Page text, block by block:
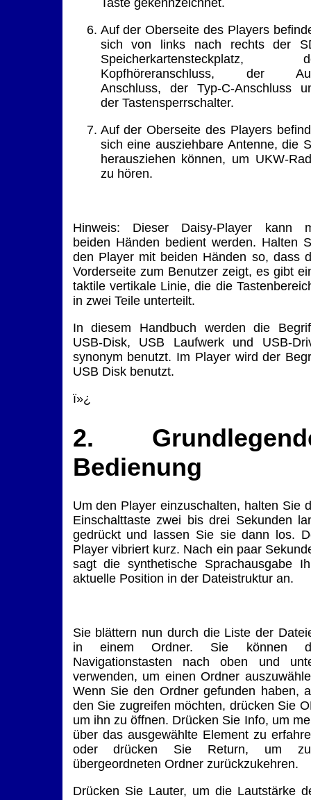
Taste gekennzeichnet.
Auf der Oberseite des Players
sich von links nach rechts der
Speicherkartensteckplatz,
Kopfhöreranschluss, der
Anschluss, der Typ-C-Anschluss
der Tastensperrschalter.
Auf der Oberseite des Players
sich eine ausziehbare Antenne, die
herausziehen können, um UKW-
zu hören.
Hinweis: Dieser Daisy-Player kann
beiden Händen bedient werden. Halten
den Player mit beiden Händen so, dass
Vorderseite zum Benutzer zeigt, es gibt
taktile vertikale Linie, die die
in zwei Teile unterteilt.
In diesem Handbuch werden die
USB-Disk, USB Laufwerk und USB-
synonym benutzt. Im Player wird der
USB Disk benutzt.
ï»¿
2.
Bedienung
Um den Player einzuschalten, halten Sie
Einschalttaste zwei bis drei Sekunden
gedrückt und lassen Sie sie dann los.
Player vibriert kurz. Nach ein paar
sagt die synthetische Sprachausgabe
aktuelle Position in der Dateistruktur an.
Sie blättern nun durch die Liste der
in einem Ordner. Sie können
Navigationstasten nach oben und
verwenden, um einen Ordner
Wenn Sie den Ordner gefunden haben,
den Sie zugreifen möchten, drücken Sie
um ihn zu öffnen. Drücken Sie Info, um
über das ausgewählte Element zu
oder drücken Sie Return, um
übergeordneten Ordner zurückzukehren.
Drücken Sie Lauter, um die Lautstärke